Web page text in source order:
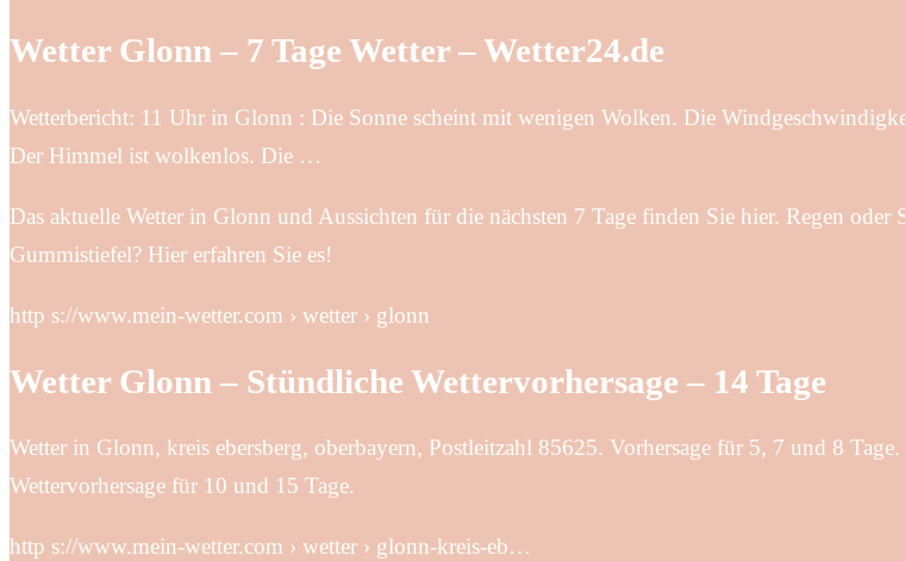
Wetter Glonn – 7 Tage Wetter – Wetter24.de
Wetterbericht: 11 Uhr in Glonn : Die Sonne scheint mit wenigen Wolken. Die
Der Himmel ist wolkenlos. Die …
Das aktuelle Wetter in Glonn und Aussichten für die nächsten 7 Tage finden Sie hier. Regen oder
Gummistiefel? Hier erfahren Sie es!
http s://www.mein-wetter.com › wetter › glonn
Wetter Glonn – Stündliche Wettervorhersage – 14 Tage
Wetter in Glonn, kreis ebersberg, oberbayern, Postleitzahl 85625. Vorhersage für 5, 7 und 8
Wettervorhersage für 10 und 15 Tage.
http s://www.mein-wetter.com › wetter › glonn-kreis-eb…